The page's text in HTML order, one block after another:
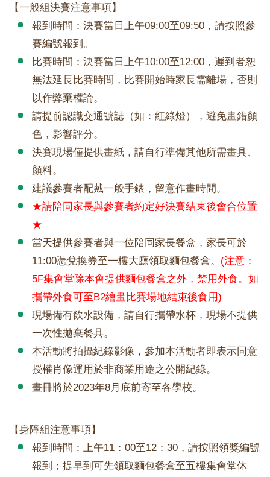
【一般組決賽注意事項】
報到時間：決賽當日上午09:00至09:50，請按照參
賽編號報到。
比賽時間：決賽當日上午10:00至12:00，遲到者恕
無法延長比賽時間，比賽開始時家長需離場，否則
以作弊棄權論。
請提前認識交通號誌（如：紅綠燈），避免畫錯顏
色，影響評分。
決賽現場僅提供畫紙，請自行準備其他所需畫具、
顏料。
建議參賽者配戴一般手錶，留意作畫時間。
★請陪同家長與參賽者約定好決賽結束後會合位置
★
當天提供參賽者與一位陪同家長餐盒，家長可於
11:00憑兌換券至一樓大廳領取麵包餐盒。 (注意：
5F集會堂除本會提供麵包餐盒之外，禁用外食。如
攜帶外食可至B2繪畫比賽場地結束後食用)
現場備有飲水設備，請自行攜帶水杯，現場不提供
一次性拋棄餐具。
本活動將拍攝紀錄影像，參加本活動者即表示同意
授權肖像運用於非商業用途之公開紀錄。
畫冊將於2023年8月底前寄至各學校。
【身障組注意事項】
報到時間：上午11：00至12：30，請按照領獎編號
報到；提早到可先領取麵包餐盒至五樓集會堂休